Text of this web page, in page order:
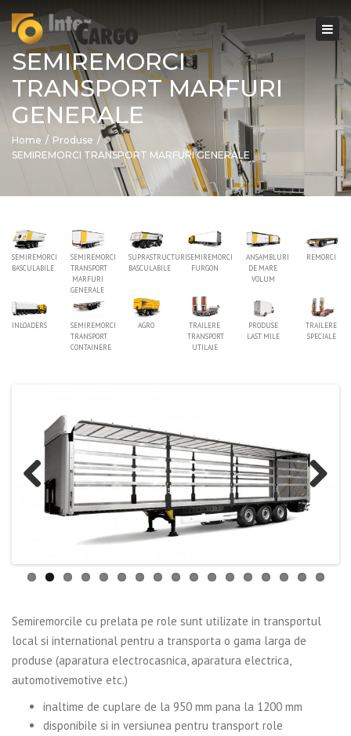
SEMIREMORCI
TRANSPORT MARFURI
GENERALE
Home
Produse
SEMIREMORCI TRANSPORT MARFURI GENERALE
SEMIREMORCI
BASCULABILE
SEMIREMORCI
TRANSPORT
MARFURI
GENERALE
SUPRASTRUCTURI
BASCULABILE
SEMIREMORCI
FURGON
ANSAMBLURI
DE MARE
VOLUM
REMORCI
INLOADERS
SEMIREMORCI
TRANSPORT
CONTAINERE
AGRO
TRAILERE
TRANSPORT
UTILAJE
PRODUSE
LAST MILE
TRAILERE
SPECIALE
Previous Next
Semiremorcile cu prelata pe role sunt utilizate in transportul
local si international pentru a transporta o gama larga de
produse (aparatura electrocasnica, aparatura electrica,
automotivemotive etc.)
inaltime de cuplare de la 950 mm pana la 1200 mm
disponibile si in versiunea pentru transport role